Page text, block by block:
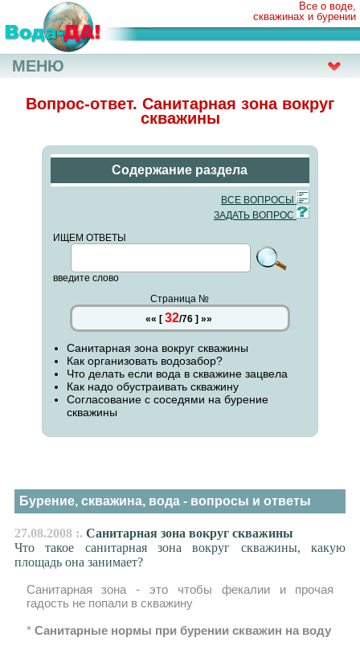
Все о воде,
скважинах и бурении
Вопрос-ответ. Санитарная зона вокруг
скважины
Содержание раздела
ВСЕ ВОПРОСЫ
ЗАДАТЬ ВОПРОС
ИЩЕМ ОТВЕТЫ
введите слово
Страница №
«« [ 32/76] »»
Санитарная зона вокруг скважины
Как организовать водозабор?
Что делать если вода в скважине зацвела
Как надо обустраивать скважину
Согласование с соседями на бурение
скважины
Бурение, скважина, вода - вопросы и ответы
27.08.2008 :. Санитарная зона вокруг скважины
Что такое санитарная зона вокруг скважины, какую
площадь она занимает?
Санитарная зона - это чтобы фекалии и прочая
гадость не попали в скважину
* Санитарные нормы при бурении скважин на воду
МЕНЮ